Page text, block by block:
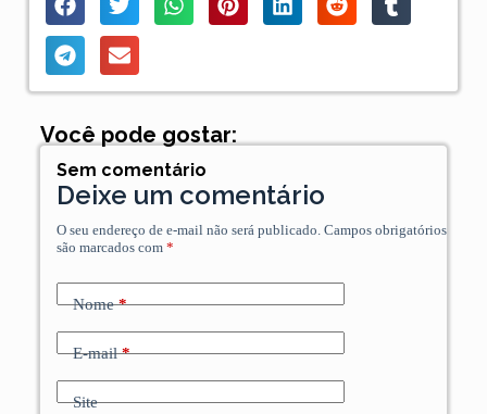
Você pode gostar:
Sem comentário
Deixe um comentário
O seu endereço de e-mail não será publicado. Campos obrigatórios
são marcados com *
Nome*
E-mail*
Site